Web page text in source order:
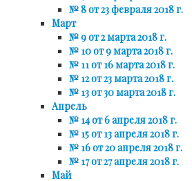
№ 8 от 23 февраля 2018 г.
Март
№ 9 от 2 марта 2018 г.
№ 10 от 9 марта 2018 г.
№ 11 от 16 марта 2018 г.
№ 12 от 23 марта 2018 г.
№ 13 от 30 марта 2018 г.
Апрель
№ 14 от 6 апреля 2018 г.
№ 15 от 13 апреля 2018 г.
№ 16 от 20 апреля 2018 г.
№ 17 от 27 апреля 2018 г.
Май